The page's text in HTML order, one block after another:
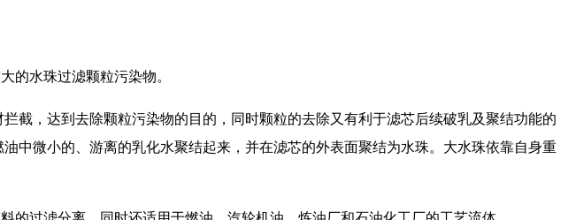
的水珠过滤颗粒污染物。
截，达到去除颗粒污染物的目的，同时颗粒的去除又有利于滤芯后续破乳及聚结功能的
中微小的、游离的乳化水聚结起来，并在滤芯的外表面聚结为水珠。大水珠依靠自身重